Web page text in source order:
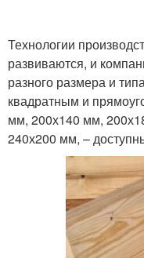
Технологии
развиваются, и
разного размера и
квадратным и
мм, 200х140 мм,
240х200 мм, –